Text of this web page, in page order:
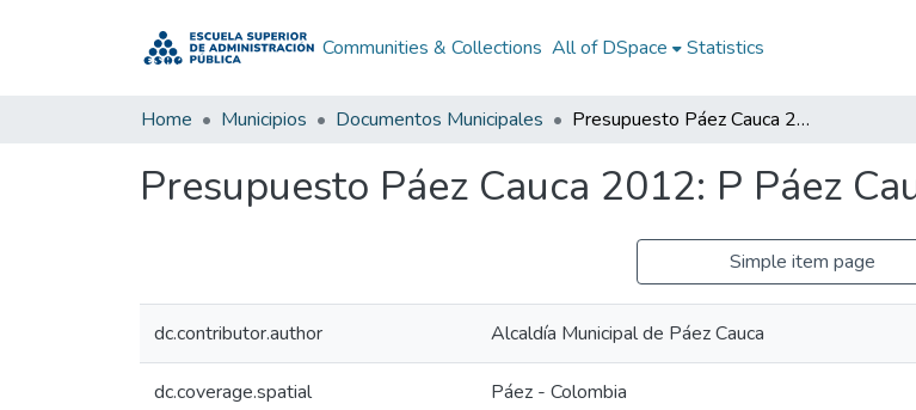
Communities & Collections All of DSpace Statistics
Home Municipios Documentos Municipales Presupuesto Páez Cauca 2012: P Páez Cauca 2012
Presupuesto Páez Cauca 2012: P Páez
Simple item page
dc.contributor.author Alcaldía Municipal de Páez Cauca
dc.coverage.spatial Páez - Colombia